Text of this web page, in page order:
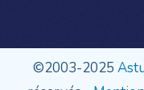
©2003-2025